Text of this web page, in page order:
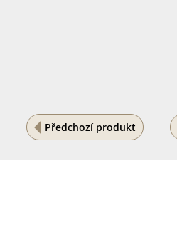
Předchozí produkt